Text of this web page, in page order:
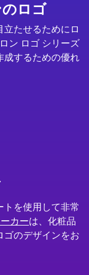
ロゴ
たせるためにロ
ン ロゴ シリーズ
成するための優れ
を使用して非常
カーは、化粧品
ゴのデザインをお